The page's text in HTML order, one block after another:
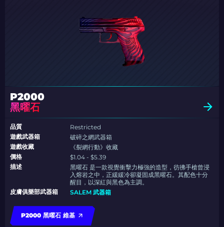
P2000
黑曜石
品質
Restricted
遊戲武器箱
破碎之網武器箱
遊戲收藏
《裂網行動》收藏
價格
$1.04 - $5.39
描述
黑曜石 是一款視覺衝擊力極強的造型，彷彿手槍曾浸
入熔岩之中，正緩緩冷卻凝固成黑曜石。其配色十分
醒目，以深紅與黑色為主調。
皮膚俱樂部武器箱
SALEM 武器箱
P2000 黑曜石 維基